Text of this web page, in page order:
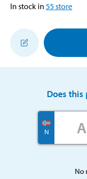
In stock in 55store
Does
N
No